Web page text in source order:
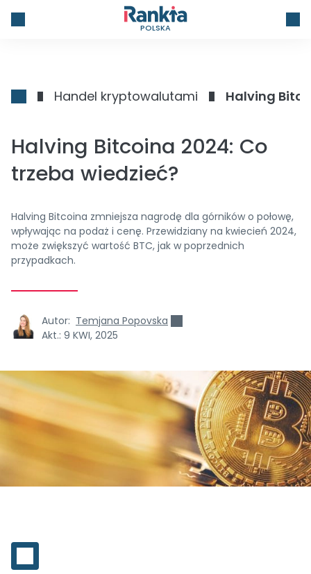
POLSKA
Handel kryptowalutami Halving
Halving Bitcoina 2024: Co
trzeba wiedzieć?
Halving Bitcoina zmniejsza nagrodę dla górników o połowę,
wpływając na podaż i cenę. Przewidziany na kwiecień 2024,
może zwiększyć wartość BTC, jak w poprzednich
przypadkach.
Autor: Temjana Popovska
Akt.: 9 KWI, 2025